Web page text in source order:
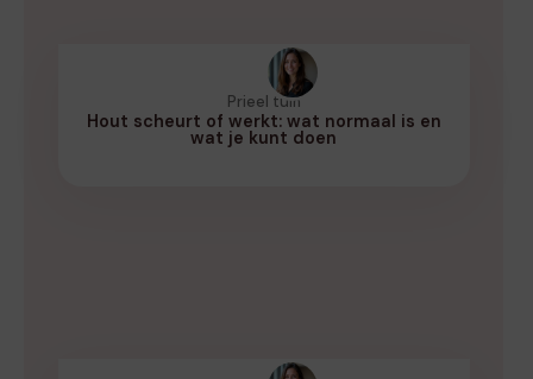
Prieel tuin
Hout scheurt of werkt: wat normaal is en
wat je kunt doen